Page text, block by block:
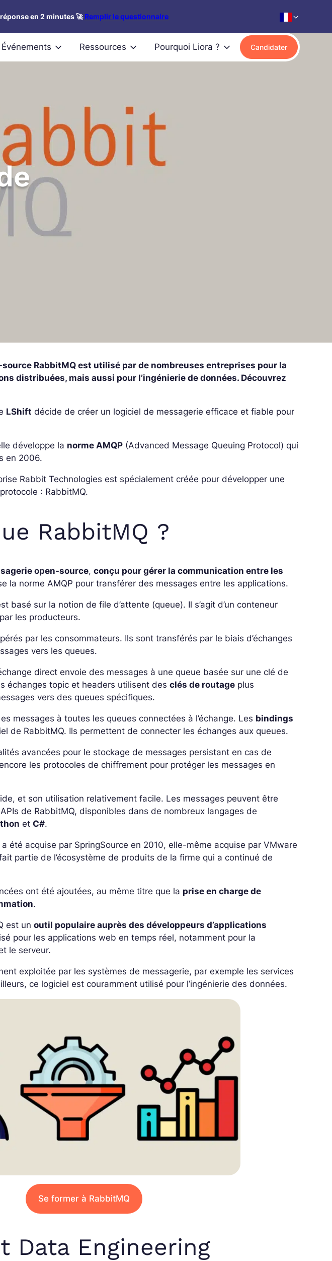
en 2 minutes 🚀Remplir le questionnaire
Événements Ressources Pourquoi Liora ? Candidater
RabbitMQ est utilisé par de nombreuses entreprises pour la
distribuées, mais aussi pour l’ingénierie de données. Découvrez
LShift décide de créer un logiciel de messagerie efficace et fiable pour
développe la norme AMQP (Advanced Message Queuing Protocol) qui
en 2006.
Rabbit Technologies est spécialement créée pour développer une
: RabbitMQ.
RabbitMQ ?
open-source,conçu pour gérer la communication entre les
la norme AMQP pour transférer des messages entre les applications.
basé sur la notion de file d’attente (queue). Il s’agit d’un conteneur
les producteurs.
par les consommateurs. Ils sont transférés par le biais d’échanges
vers les queues.
direct envoie des messages à une queue basée sur une clé de
échanges topic et headers utilisent desclés de routage plus
vers des queues spécifiques.
messages à toutes les queues connectées à l’échange. Les bindings
de RabbitMQ. Ils permettent de connecter les échanges aux queues.
avancées pour le stockage de messages persistant en cas de
les protocoles de chiffrement pour protéger les messages en
et son utilisation relativement facile. Les messages peuvent être
de RabbitMQ, disponibles dans de nombreux langages de
etC#.
a été acquise par SpringSource en 2010, elle-même acquise par VMware
partie de l’écosystème de produits de la firme qui a continué de
ont été ajoutées, au même titre que la prise en charge de
.
est unoutil populaire auprès des développeurs d’applications
pour les applications web en temps réel, notamment pour la
le serveur.
exploitée par les systèmes de messagerie, par exemple les services
ce logiciel est couramment utilisé pour l’ingénierie des données.
Se former à RabbitMQ
Data Engineering